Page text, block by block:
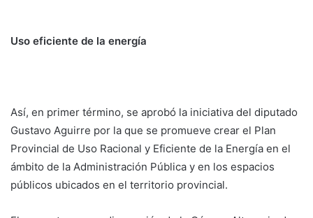
Uso eficiente de la energía
Así, en primer término, se aprobó la iniciativa del diputado
Gustavo Aguirre por la que se promueve crear el Plan
Provincial de Uso Racional y Eficiente de la Energía en el
ámbito de la Administración Pública y en los espacios
públicos ubicados en el territorio provincial.